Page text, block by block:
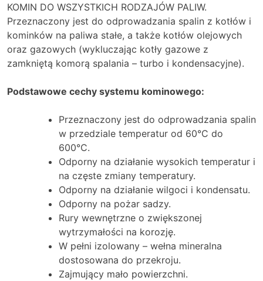
KOMIN DO WSZYSTKICH RODZAJÓW PALIW.
Przeznaczony jest do odprowadzania spalin z kotłów i
kominków na paliwa stałe, a także kotłów olejowych
oraz gazowych (wykluczając kotły gazowe z
zamkniętą komorą spalania – turbo i kondensacyjne).
Podstawowe cechy systemu kominowego:
Przeznaczony jest do odprowadzania spalin
w przedziale temperatur od 60°C do
600°C.
Odporny na działanie wysokich temperatur i
na częste zmiany temperatury.
Odporny na działanie wilgoci i kondensatu.
Odporny na pożar sadzy.
Rury wewnętrzne o zwiększonej
wytrzymałości na korozję.
W pełni izolowany – wełna mineralna
dostosowana do przekroju.
Zajmujący mało powierzchni.